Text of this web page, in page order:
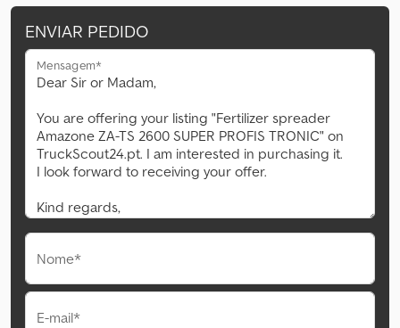
ENVIAR PEDIDO
Mensagem*
Nome*
E-mail*